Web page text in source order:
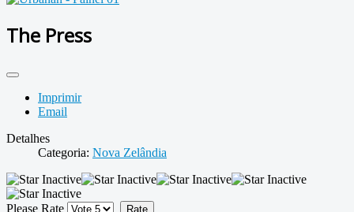
The Press
Imprimir
Email
Detalhes
Categoria: Nova Zelândia
Please Rate